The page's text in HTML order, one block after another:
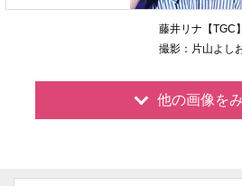
藤井リナ【TGC】
撮影：片山よし
他の画像を